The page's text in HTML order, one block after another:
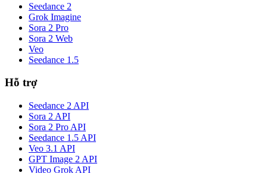
Seedance 2
Grok Imagine
Sora 2 Pro
Sora 2 Web
Veo
Seedance 1.5
Hỗ trợ
Seedance 2 API
Sora 2 API
Sora 2 Pro API
Seedance 1.5 API
Veo 3.1 API
GPT Image 2 API
Video Grok API